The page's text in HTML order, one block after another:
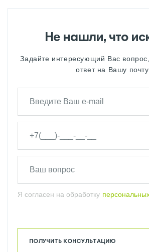
Не нашли, что
Задайте интересующий Вас
ответ на Вашу почту
Я согласен на обработку
ПОЛУЧИТЬ КОНСУЛЬТАЦИЮ